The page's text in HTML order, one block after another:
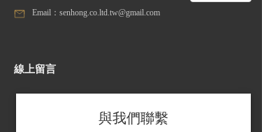
Email：senhong.co.ltd.tw@gmail.com
線上留言
與我們聯繫